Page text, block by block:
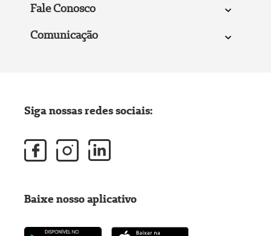
Fale Conosco
Comunicação
Siga nossas redes sociais:
Baixe nosso aplicativo